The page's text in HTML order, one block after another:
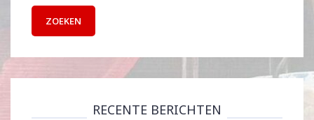
RECENTE BERICHTEN